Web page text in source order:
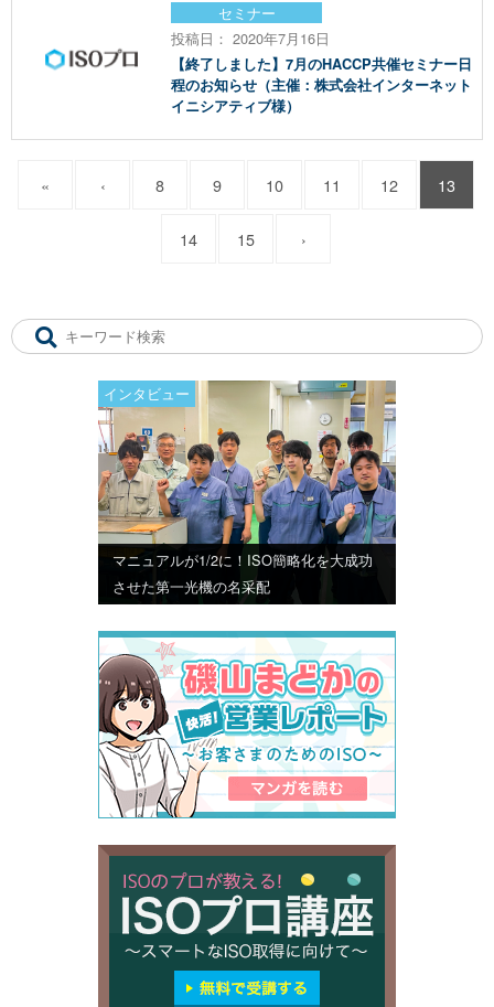
セミナー
投稿日： 2020年7月16日
【終了しました】7月のHACCP共催セミナー日
程のお知らせ（主催：株式会社インターネット
イニシアティブ様）
« ‹ 8 9 10 11 12 13
14 15 ›
インタビュー
マニュアルが1/2に！ISO簡略化を大成功
させた第一光機の名采配